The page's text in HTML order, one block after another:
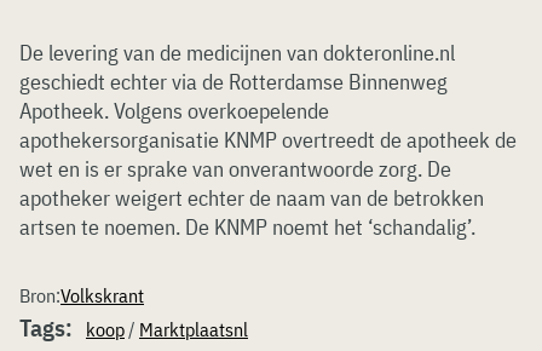
De levering van de medicijnen van dokteronline.nl
geschiedt echter via de Rotterdamse Binnenweg
Apotheek. Volgens overkoepelende
apothekersorganisatie KNMP overtreedt de apotheek de
wet en is er sprake van onverantwoorde zorg. De
apotheker weigert echter de naam van de betrokken
artsen te noemen. De KNMP noemt het ‘schandalig’.
Bron:Volkskrant
Tags: koop/ Marktplaatsnl